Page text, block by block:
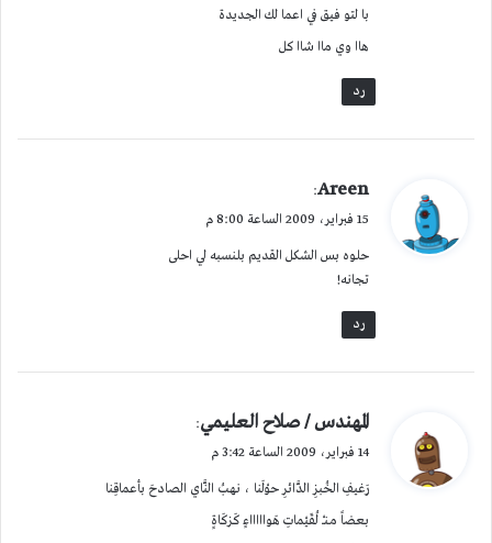
با لتو فيق في اعما لك الجديدة
هاا وي ماا شاا كل
رد
ي
ل
Areen
:
15 فبراير، 2009 الساعة 8:00 م
حلوه بس الشكل القديم بلنسبه لي احلى
تجانه!
رد
ي
ل
المهندس / صلاح العليمي:
14 فبراير، 2009 الساعة 3:42 م
رَغيفِ الخُبزِ الدَّائرِ حوْلَنا ، نهبُ النَّاي الصادحَ بأعماقِنا
بعضاً مـنــْ لُقَيْماتِ هَواااااءٍ كَزكَاةٍ